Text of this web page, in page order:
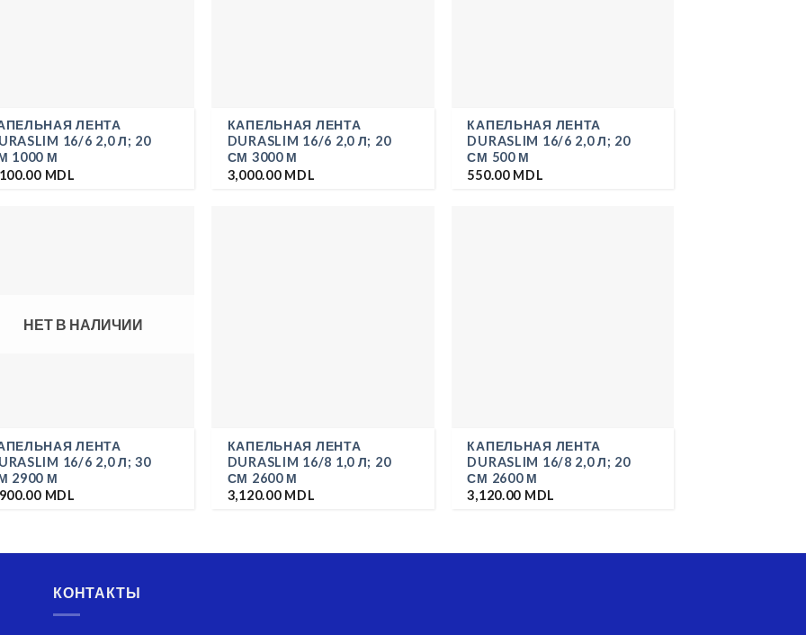
ЛЕНТА
16/6 2,0 Л; 20
1000 М
MDL
КАПЕЛЬНАЯ ЛЕНТА
DURASLIM 16/6 2,0 Л; 20
СМ 3000 М
3,000.00 MDL
КАПЕЛЬНАЯ ЛЕНТА
DURASLIM 16/6 2,0 Л; 20
СМ 500 М
550.00 MDL
НЕТ В НАЛИЧИИ
ЛЕНТА
16/6 2,0 Л; 30
2900 М
MDL
КАПЕЛЬНАЯ ЛЕНТА
DURASLIM 16/8 1,0 Л; 20
СМ 2600 М
3,120.00 MDL
КАПЕЛЬНАЯ ЛЕНТА
DURASLIM 16/8 2,0 Л; 20
СМ 2600 М
3,120.00 MDL
КОНТАКТЫ